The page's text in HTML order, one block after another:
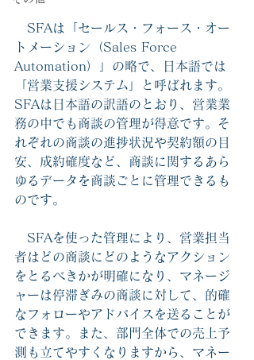
SFAは「セールス・フォース・オー
トメーション（Sales Force
Automation）」の略で、日本語では
「営業支援システム」と呼ばれます。
SFAは日本語の訳語のとおり、営業業
務の中でも商談の管理が得意です。そ
れぞれの商談の進捗状況や契約額の目
安、成約確度など、商談に関するあら
ゆるデータを商談ごとに管理できるも
のです。
SFAを使った管理により、営業担当
者はどの商談にどのようなアクション
をとるべきかが明確になり、マネージ
ャーは停滞ぎみの商談に対して、的確
なフォローやアドバイスを送ることが
できます。また、部門全体での売上予
測も立てやすくなりますから、マネー